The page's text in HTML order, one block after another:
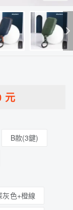
元
B款(3鍵)
灰色+橙線